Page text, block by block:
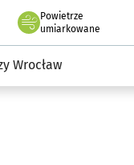
Powietrze
we Wrocławiu
umiarkowane
Wrocław